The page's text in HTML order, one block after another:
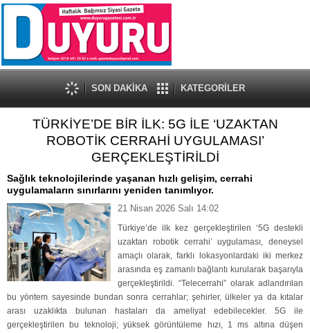
SON DAKİKA KATEGORİLER
TÜRKİYE’DE BİR İLK: 5G İLE ‘UZAKTAN
ROBOTİK CERRAHİ UYGULAMASI’
GERÇEKLEŞTİRİLDİ
Sağlık teknolojilerinde yaşanan hızlı gelişim, cerrahi
uygulamaların sınırlarını yeniden tanımlıyor.
21 Nisan 2026 Salı 14:02
Türkiye’de ilk kez gerçekleştirilen ‘5G destekli
uzaktan robotik cerrahi’ uygulaması, deneysel
amaçlı olarak, farklı lokasyonlardaki iki merkez
arasında eş zamanlı bağlantı kurularak başarıyla
gerçekleştirildi. “Telecerrahi” olarak adlandırılan
bu yöntem sayesinde bundan sonra cerrahlar; şehirler, ülkeler ya da kıtalar
arası uzaklıkta bulunan hastaları da ameliyat edebilecekler. 5G ile
gerçekleştirilen bu teknoloji; yüksek görüntüleme hızı, 1 ms altına düşen